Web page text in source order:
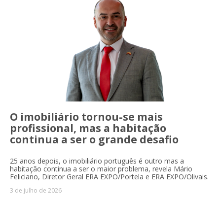
O imobiliário tornou-se mais
profissional, mas a habitação
continua a ser o grande desafio
25 anos depois, o imobiliário português é outro mas a
habitação continua a ser o maior problema, revela Mário
Feliciano, Diretor Geral ERA EXPO/Portela e ERA EXPO/Olivais.
3 de julho de 2026